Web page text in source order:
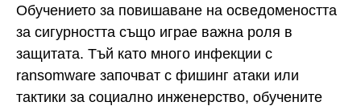
Обучението за повишаване на осведомеността
за сигурността също играе важна роля в
защитата. Тъй като много инфекции с
ransomware започват с фишинг атаки или
тактики за социално инженерство, обучените